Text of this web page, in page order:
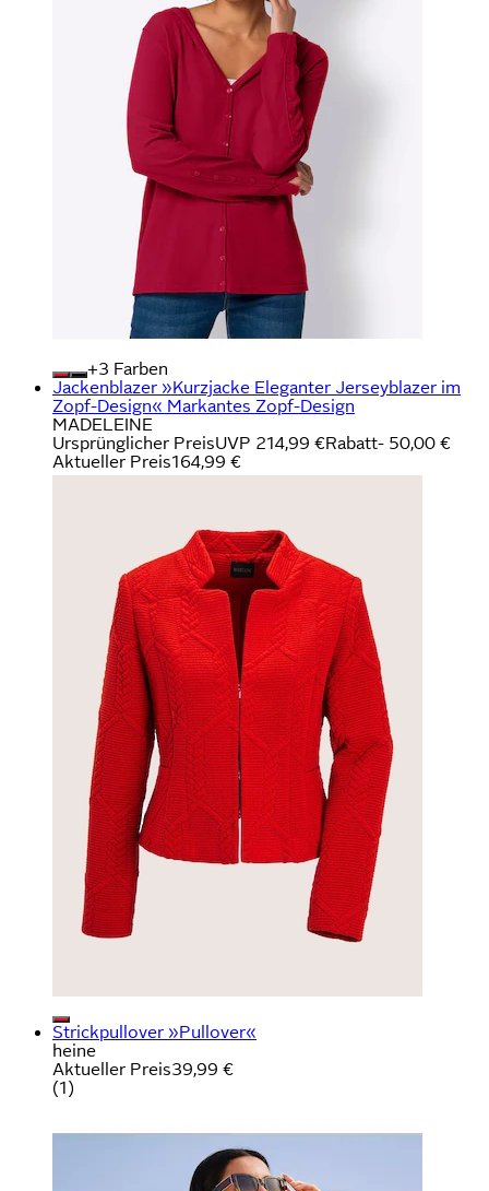
+
Farben
Jackenblazer »Kurzjacke Eleganter Jerseyblazer im
Zopf-Design« Markantes Zopf-Design
MADELEINE
Ursprünglicher PreisUVP 214,99 €Rabatt- 50,00 €
Aktueller Preis164,99 €
Strickpullover »Pullover«
heine
Aktueller Preis39,99 €
(1)